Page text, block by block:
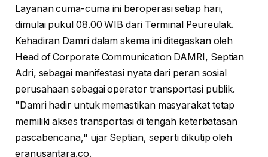
Layanan cuma-cuma ini beroperasi setiap hari,
dimulai pukul 08.00 WIB dari Terminal Peureulak.
Kehadiran Damri dalam skema ini ditegaskan oleh
Head of Corporate Communication DAMRI, Septian
Adri, sebagai manifestasi nyata dari peran sosial
perusahaan sebagai operator transportasi publik.
"Damri hadir untuk memastikan masyarakat tetap
memiliki akses transportasi di tengah keterbatasan
pascabencana," ujar Septian, seperti dikutip oleh
eranusantara.co.